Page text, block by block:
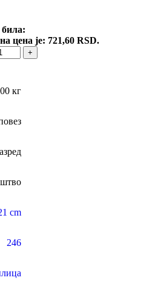
била:
цена је: 721,60 RSD.
+
кг
cm
246